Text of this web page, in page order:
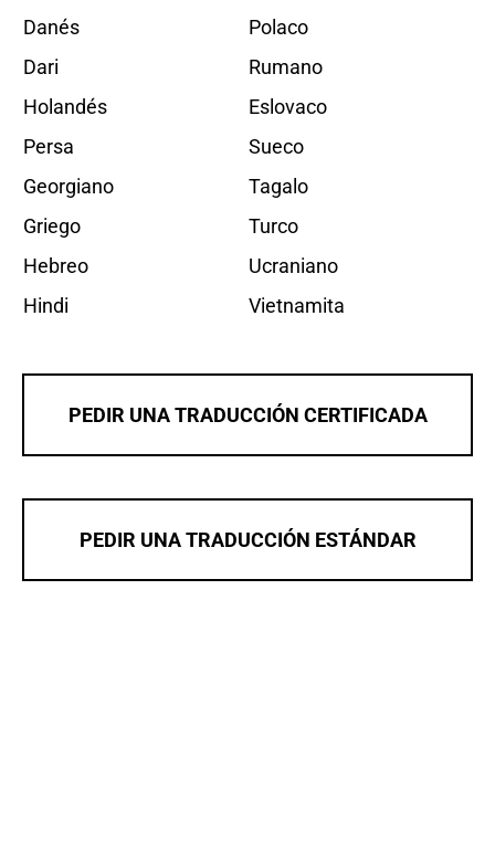
Danés
Dari
Holandés
Persa
Georgiano
Griego
Hebreo
Hindi
Polaco
Rumano
Eslovaco
Sueco
Tagalo
Turco
Ucraniano
Vietnamita
PEDIR UNA TRADUCCIÓN CERTIFICADA
PEDIR UNA TRADUCCIÓN ESTÁNDAR